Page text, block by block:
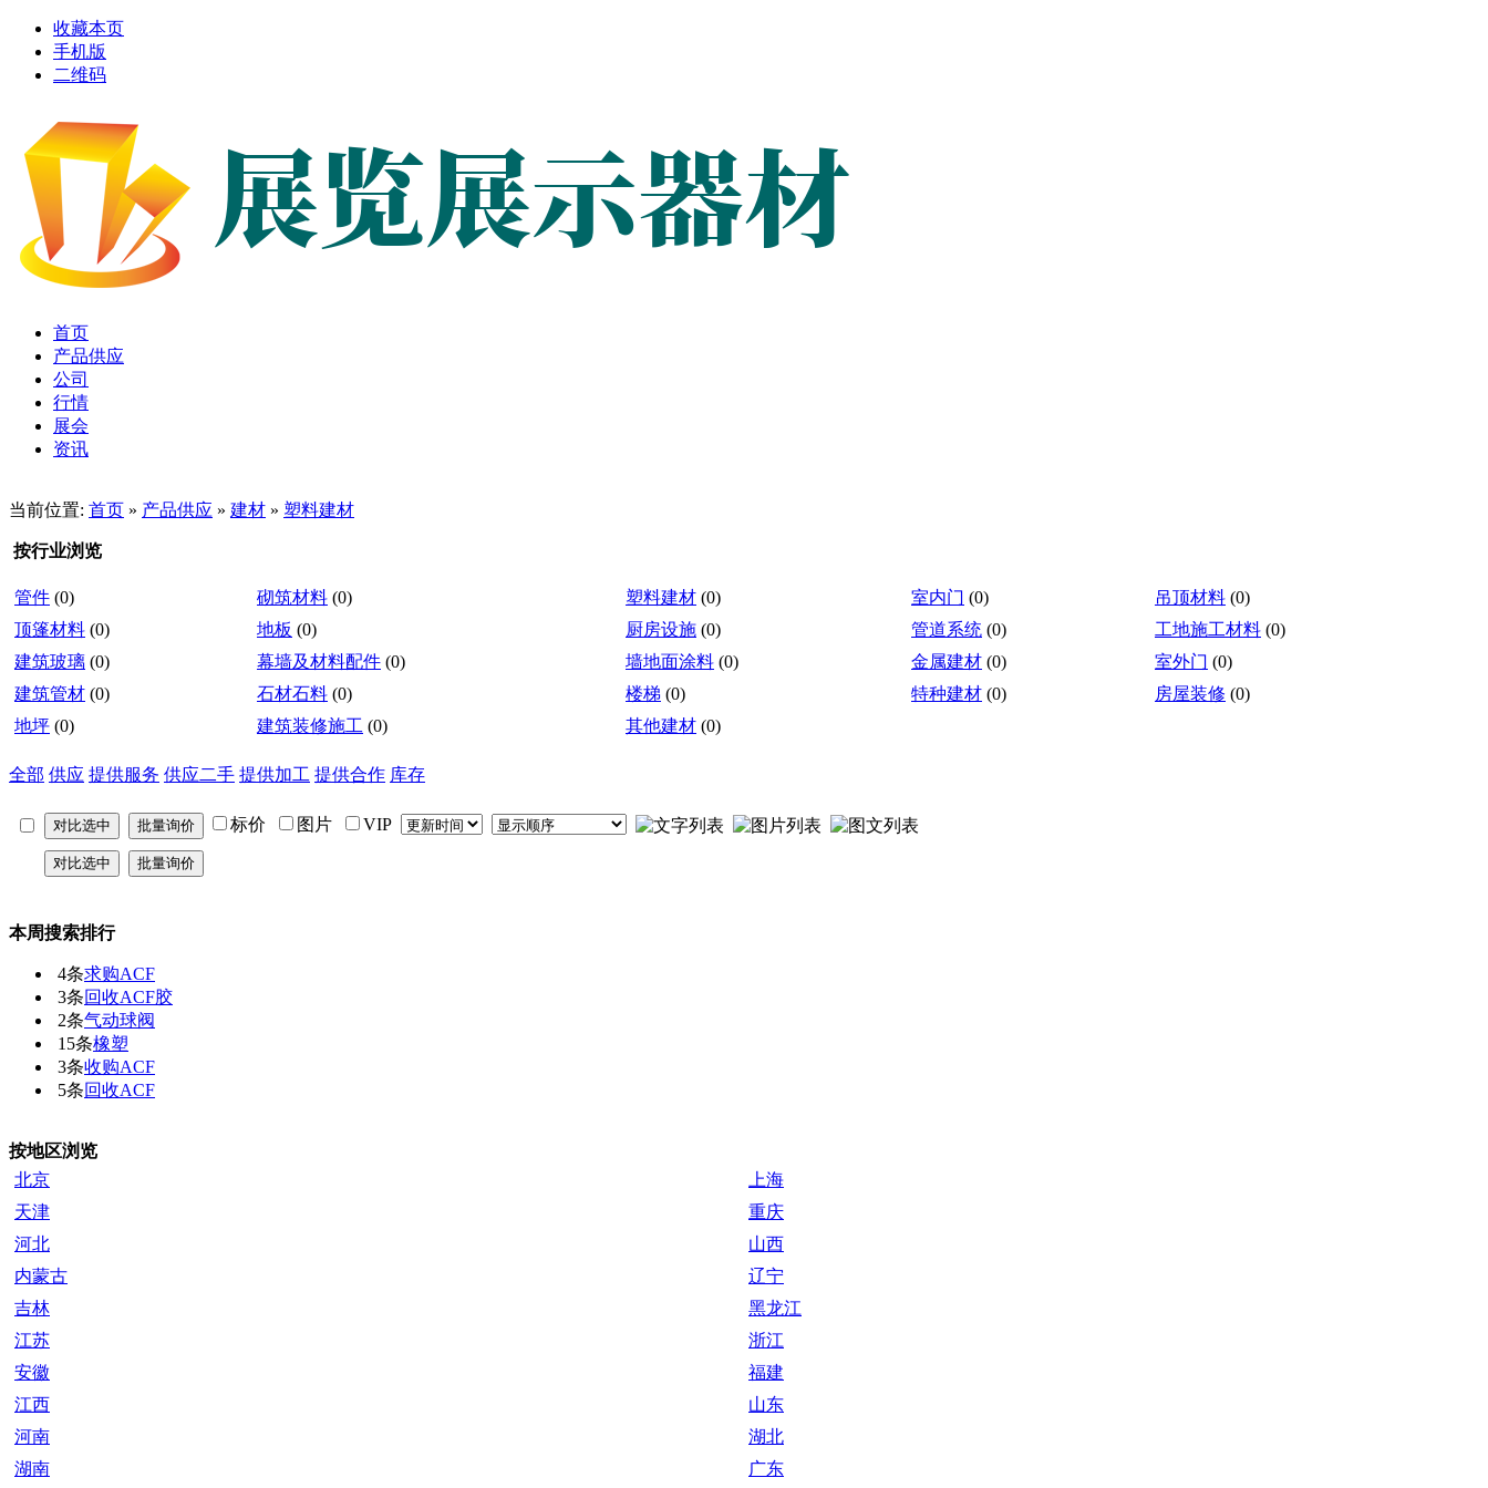
收藏本页
手机版
二维码
首页
产品供应
公司
行情
展会
资讯
当前位置: 首页 » 产品供应 » 建材 » 塑料建材
按行业浏览
管件 (0) 砌筑材料 (0) 塑料建材 (0) 室内门 (0) 吊顶材料 (0)
顶篷材料 (0) 地板 (0) 厨房设施 (0) 管道系统 (0) 工地施工材料 (0)
建筑玻璃 (0) 幕墙及材料配件 (0) 墙地面涂料 (0) 金属建材 (0) 室外门 (0)
建筑管材 (0) 石材石料 (0) 楼梯 (0) 特种建材 (0) 房屋装修 (0)
地坪 (0) 建筑装修施工 (0) 其他建材 (0)
全部 供应 提供服务 供应二手 提供加工 提供合作 库存
标价 图片 VIP
本周搜索排行
4条求购ACF
3条回收ACF胶
2条气动球阀
15条橡塑
3条收购ACF
5条回收ACF
按地区浏览
北京
上海
天津
重庆
河北
山西
内蒙古
辽宁
吉林
黑龙江
江苏
浙江
安徽
福建
江西
山东
河南
湖北
湖南
广东